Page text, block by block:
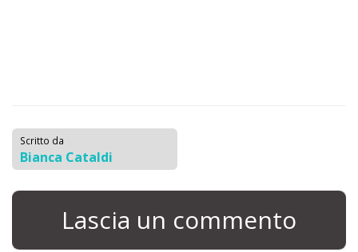
Scritto da
Bianca Cataldi
Lascia un commento